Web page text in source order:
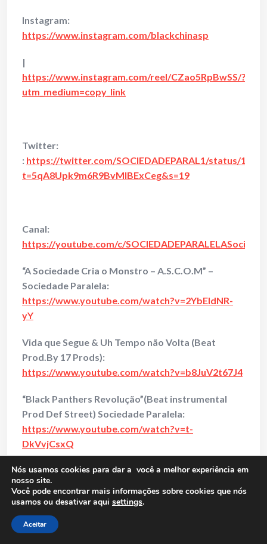
Instagram:
https://www.instagram.com/blackchinasp
|
https://www.instagram.com/reel/CZao5RpBwSS/?
utm_medium=copy_link
Twitter:
: https://twitter.com/SOCIEDADEPARAL1/status/
t=5qA8Upk9m6R9BvMIBExCeg&s=19
Canal:
https://youtube.com/c/
“A Sociedade Cria o Monstro – A.S.C.O.M” –
Sociedade Paralela:
https://www.youtube.com/watch?v=2YbEIdNR-
yY
Vida que Segue & Uh Tempo não Volta (Beat
Prod.By 17 Prods):
https://www.youtube.com/watch?v=b8JuV2t67J4
“Black Panthers Revolução”(Beat instrumental
Prod Def Street) Sociedade Paralela:
https://www.youtube.com/watch?v=t-
DkVvjCsxQ
Tic Tac! My Gang! Clack Clack! Bang Bang!(Beat
instrumental Prod.Johnny Lowd) Sociedade
Paralela:https://www.youtube.com/watch?
v=xvC8RKU8DXU
Nós usamos cookies para dar a você a melhor experiência em
nosso site.
Você pode encontrar mais informações sobre cookies que nós
usamos ou desativar aqui settings.
Aceitar